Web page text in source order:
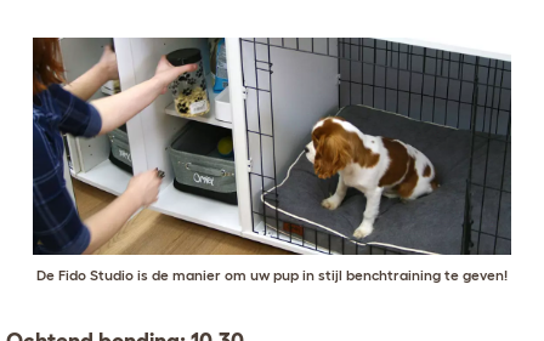
De Fido Studio is de manier om uw pup in stijl benchtraining te geven!